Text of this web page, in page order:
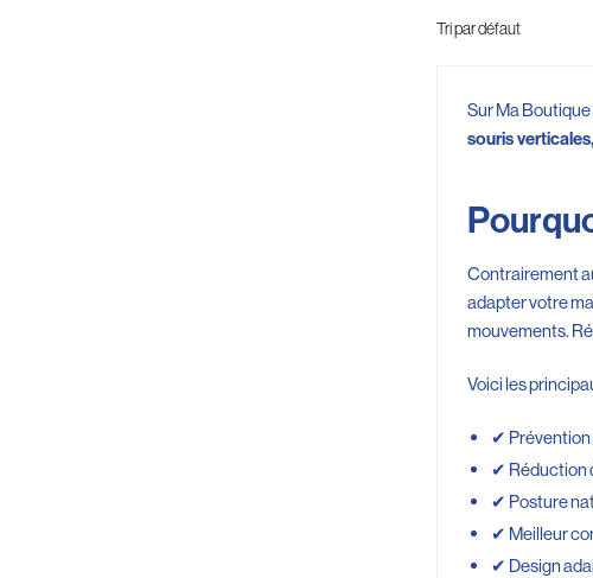
Sur Ma
souris
Contrairement
adapter votre
mouvements.
Voici les
✔ Prévention
✔ Réduction
✔ Posture
✔ Meilleur
✔ Design